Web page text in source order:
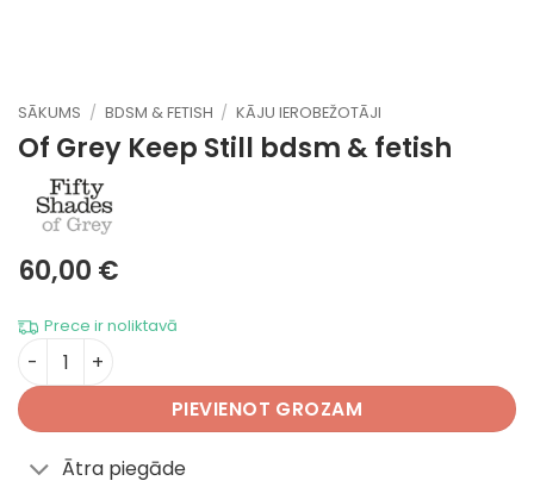
SĀKUMS / BDSM & FETISH / KĀJU IEROBEŽOTĀJI
Of Grey Keep Still bdsm & fetish
60,00 €
Prece ir noliktavā
Of Grey Keep Still daudzums
PIEVIENOT GROZAM
Ātra piegāde